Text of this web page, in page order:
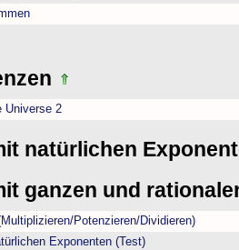
Universe 2
natürlichen
ganzen und
Potenzieren/Dividieren)
Exponenten (Test)